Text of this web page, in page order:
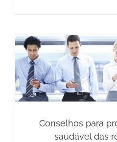
Conselhos para
saudável das